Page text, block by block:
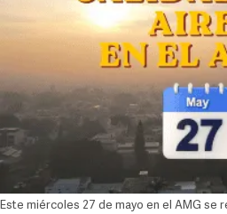
Este miércoles 27 de mayo en el AMG se